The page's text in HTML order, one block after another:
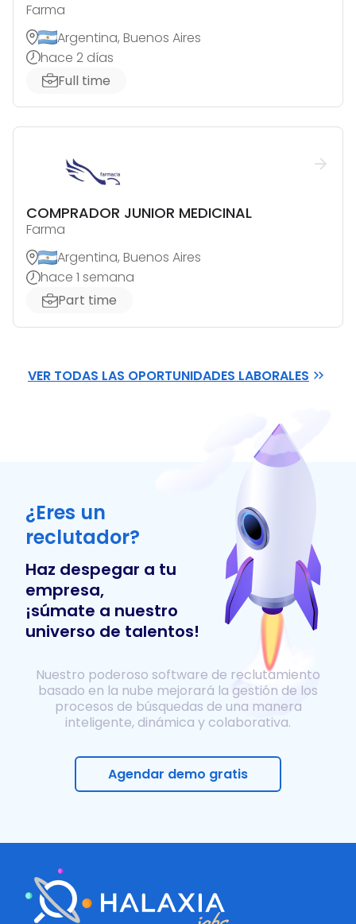
Farma
Argentina, Buenos Aires
hace 2 días
Full time
COMPRADOR JUNIOR MEDICINAL
Farma
Argentina, Buenos Aires
hace 1 semana
Part time
VER TODAS LAS OPORTUNIDADES LABORALES
¿Eres un
reclutador?
Haz despegar a tu
empresa,
¡súmate a nuestro
universo de talentos!
Nuestro poderoso software de reclutamiento
basado en la nube mejorará la gestión de los
procesos de búsquedas de una manera
inteligente, dinámica y colaborativa.
Agendar demo gratis